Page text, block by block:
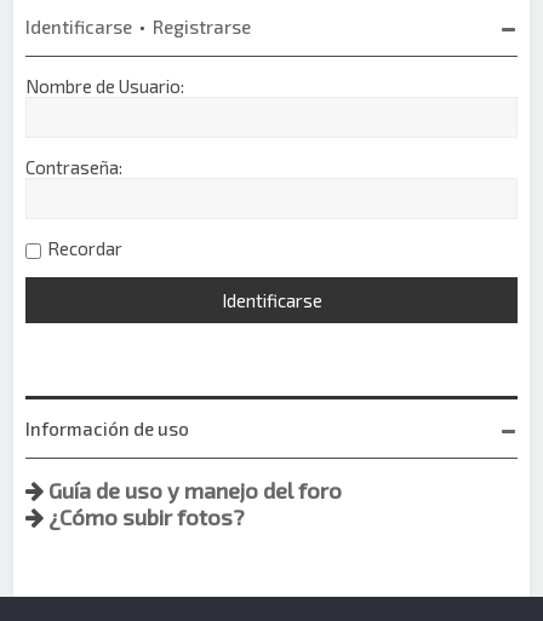
Identificarse • Registrarse
Nombre de Usuario:
Contraseña:
Recordar
Información de uso
Guía de uso y manejo del foro
¿Cómo subir fotos?